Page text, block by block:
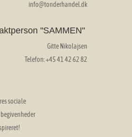
info@tonderhandel.dk
"SAMMEN"
Gitte Nikolajsen
Telefon: +45 41 42 62 82
sociale